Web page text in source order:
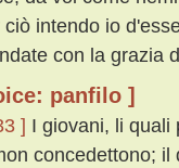
ciò intendo io
con la grazia
panfilo ]
] I giovani, li quali
concedettono; il